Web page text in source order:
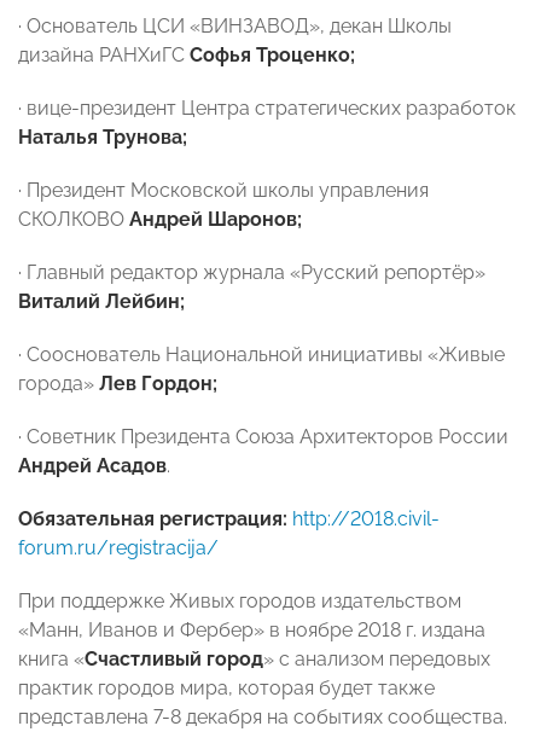
· Основатель ЦСИ «ВИНЗАВОД», декан Школы
дизайна РАНХиГС Софья Троценко;
· вице-президент Центра стратегических разработок
Наталья Трунова;
· Президент Московской школы управления
СКОЛКОВО Андрей Шаронов;
· Главный редактор журнала «Русский репортёр»
Виталий Лейбин;
· Сооснователь Национальной инициативы «Живые
города» Лев Гордон;
· Советник Президента Союза Архитекторов России
Андрей Асадов.
Обязательная регистрация: http://2018.civil-
forum.ru/registracija/
При поддержке Живых городов издательством
«Манн, Иванов и Фербер» в ноябре 2018 г. издана
книга «Счастливый город» с анализом передовых
практик городов мира, которая будет также
представлена 7-8 декабря на событиях сообщества.